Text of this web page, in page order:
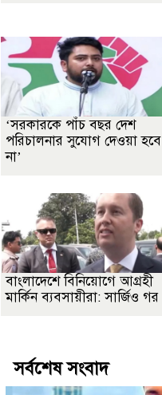
‘সরকারকে পাঁচ বছর দেশ
পরিচালনার সুযোগ দেওয়া হবে
না’
বাংলাদেশে বিনিয়োগে আগ্রহী
মার্কিন ব্যবসায়ীরা: সার্জিও গর
সর্বশেষ সংবাদ